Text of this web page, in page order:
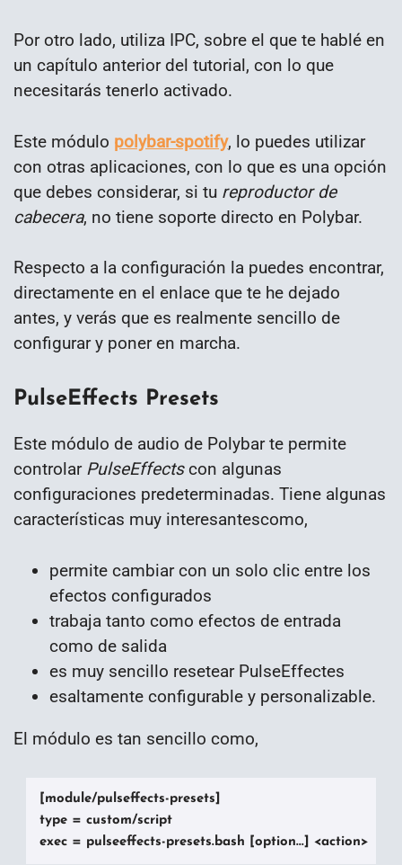
Por otro lado, utiliza IPC, sobre el que te hablé en
un capítulo anterior del tutorial, con lo que
necesitarás tenerlo activado.
Este módulo polybar-spotify, lo puedes utilizar
con otras aplicaciones, con lo que es una opción
que debes considerar, si tu reproductor de
cabecera, no tiene soporte directo en Polybar.
Respecto a la configuración la puedes encontrar,
directamente en el enlace que te he dejado
antes, y verás que es realmente sencillo de
configurar y poner en marcha.
PulseEffects Presets
Este módulo de audio de Polybar te permite
controlar PulseEffectscon algunas
configuraciones predeterminadas. Tiene algunas
características muy interesantescomo,
permite cambiar con un solo clic entre los
efectos configurados
trabaja tanto como efectos de entrada
como de salida
es muy sencillo resetear PulseEffectes
esaltamente configurable y personalizable.
El módulo es tan sencillo como,
[module/pulseffects-presets]
type = custom/script
exec = pulseeffects-presets.bash [option...] <action>